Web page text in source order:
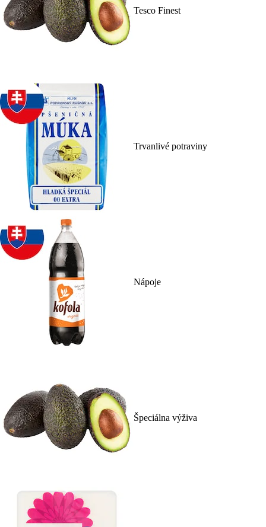
Tesco Finest
Trvanlivé potraviny
Nápoje
Špeciálna výživa